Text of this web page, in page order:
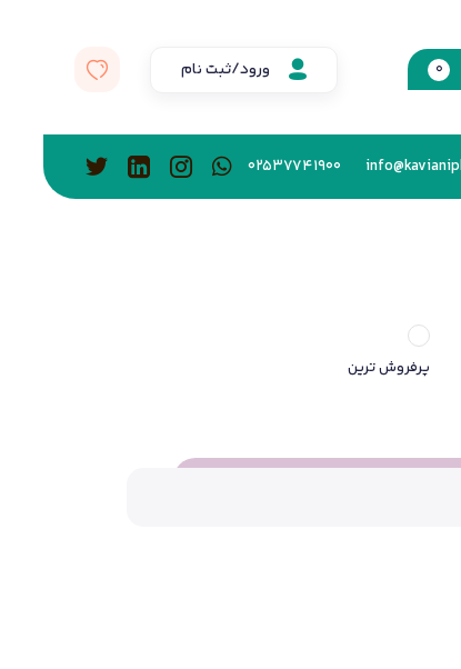
0 ورود/ثبت نام
02537741900
پرفروش ترین